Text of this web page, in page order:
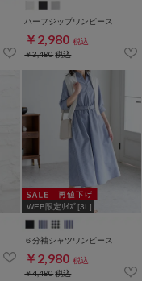
ハーフジップワンピース
￥2,980 税込
￥3,480税込
WEB限定ｻｲｽﾞ[3L]
６分袖シャツワンピース
￥2,980 税込
￥4,480税込